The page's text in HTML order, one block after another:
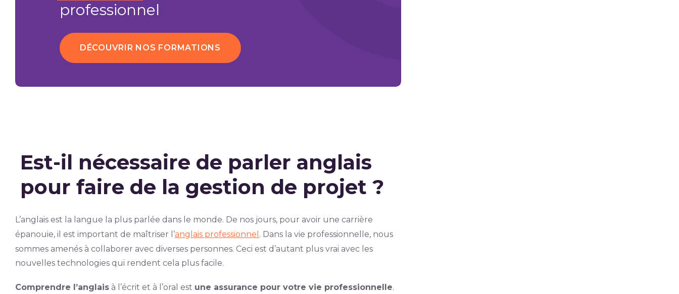
professionnel
DÉCOUVRIR NOS FORMATIONS
Est-il nécessaire de parler anglais
pour faire de la gestion de projet ?
L’anglais est la langue la plus parlée dans le monde. De nos jours, pour avoir une carrière
épanouie, il est important de maîtriser l’anglais professionnel . Dans la vie professionnelle, nous
sommes amenés à collaborer avec diverses personnes. Ceci est d’autant plus vrai avec les
nouvelles technologies qui rendent cela plus facile.
Comprendre l’anglaisà l’écrit et à l’oral est une assurance pour votre vie professionnelle.